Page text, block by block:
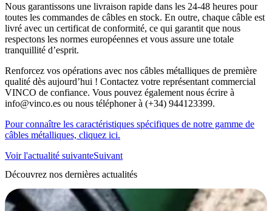
Nous garantissons une livraison rapide dans les 24-48 heures pour
toutes les commandes de câbles en stock. En outre, chaque câble est
livré avec un certificat de conformité, ce qui garantit que nous
respectons les normes européennes et vous assure une totale
tranquillité d’esprit.
Renforcez vos opérations avec nos câbles métalliques de première
qualité dès aujourd’hui ! Contactez votre représentant commercial
VINCO de confiance. Vous pouvez également nous écrire à
info@vinco.es ou nous téléphoner à (+34) 944123399.
Pour connaître les caractéristiques spécifiques de notre gamme de
câbles métalliques, cliquez ici.
Voir l'actualité suivanteSuivant
Découvrez nos dernières actualités